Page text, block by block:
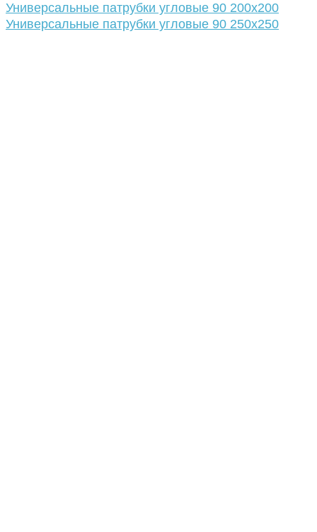
Универсальные патрубки угловые 90 200х200
Универсальные патрубки угловые 90 250х250